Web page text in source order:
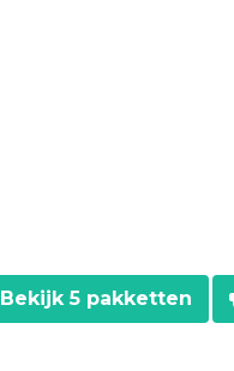
Bekijk 5 pakketten